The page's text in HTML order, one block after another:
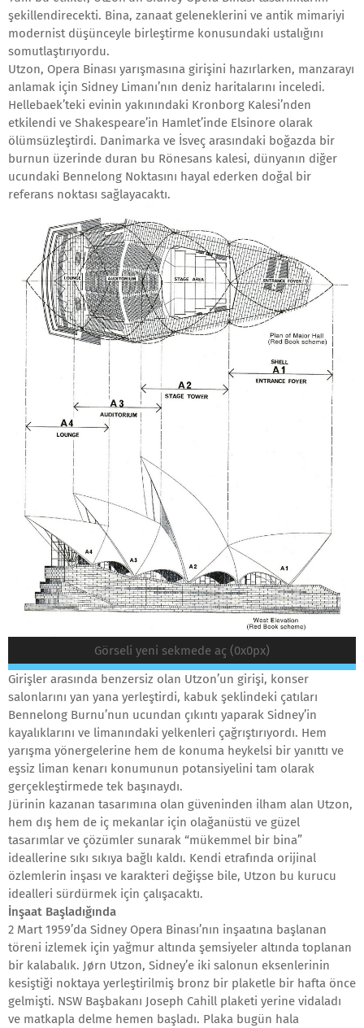
şekillendirecekti. Bina, zanaat geleneklerini ve antik mimariyi
modernist düşünceyle birleştirme konusundaki ustalığını
somutlaştırıyordu.
Utzon, Opera Binası yarışmasına girişini hazırlarken, manzarayı
anlamak için Sidney Limanı’nın deniz haritalarını inceledi.
Hellebaek’teki evinin yakınındaki Kronborg Kalesi’nden
etkilendi ve Shakespeare’in Hamlet’inde Elsinore olarak
ölümsüzleştirdi. Danimarka ve İsveç arasındaki boğazda bir
burnun üzerinde duran bu Rönesans kalesi, dünyanın diğer
ucundaki Bennelong Noktasını hayal ederken doğal bir
referans noktası sağlayacaktı.
Görseli yeni sekmede aç (0x0px)
Girişler arasında benzersiz olan Utzon’un girişi, konser
salonlarını yan yana yerleştirdi, kabuk şeklindeki çatıları
Bennelong Burnu’nun ucundan çıkıntı yaparak Sidney’in
kayalıklarını ve limanındaki yelkenleri çağrıştırıyordı. Hem
yarışma yönergelerine hem de konuma heykelsi bir yanıttı ve
eşsiz liman kenarı konumunun potansiyelini tam olarak
gerçekleştirmede tek başınaydı.
Jürinin kazanan tasarımına olan güveninden ilham alan Utzon,
hem dış hem de iç mekanlar için olağanüstü ve güzel
tasarımlar ve çözümler sunarak “mükemmel bir bina”
ideallerine sıkı sıkıya bağlı kaldı. Kendi etrafında orijinal
özlemlerin inşası ve karakteri değişse bile, Utzon bu kurucu
idealleri sürdürmek için çalışacaktı.
İnşaat Başladığında
2 Mart 1959’da Sidney Opera Binası’nın inşaatına başlanan
töreni izlemek için yağmur altında şemsiyeler altında toplanan
bir kalabalık. Jørn Utzon, Sidney’e iki salonun eksenlerinin
kesiştiği noktaya yerleştirilmiş bronz bir plaketle bir hafta önce
gelmişti. NSW Başbakanı Joseph Cahill plaketi yerine vidaladı
ve matkapla delme hemen başladı. Plaka bugün hala